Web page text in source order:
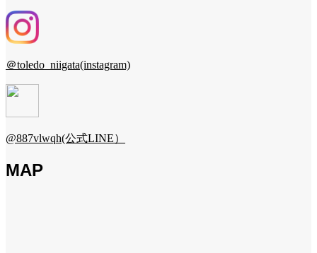
＠toledo_niigata(instagram)
@887vlwqh(公式LINE）
MAP